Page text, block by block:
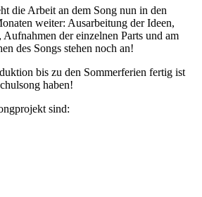
die Arbeit an dem Song nun in den
weiter: Ausarbeitung der Ideen,
Aufnahmen der einzelnen Parts und am
des Songs stehen noch an!
bis zu den Sommerferien fertig ist
haben!
sind: